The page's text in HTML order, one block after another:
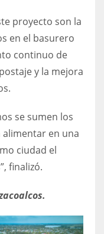
proyecto son la
en el basurero
continuo de
y la mejora
se sumen los
en una
ciudad el
finalizó.